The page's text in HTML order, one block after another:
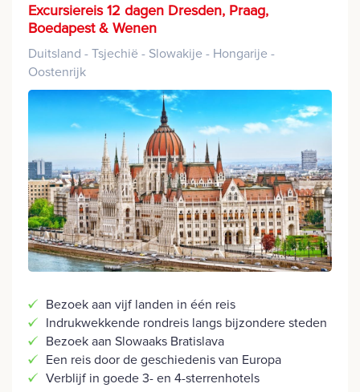
Excursiereis 12 dagen Dresden, Praag,
Boedapest & Wenen
Duitsland - Tsjechië - Slowakije - Hongarije -
Oostenrijk
Bezoek aan vijf landen in één reis
Indrukwekkende rondreis langs bijzondere steden
Bezoek aan Slowaaks Bratislava
Een reis door de geschiedenis van Europa
Verblijf in goede 3- en 4-sterrenhotels